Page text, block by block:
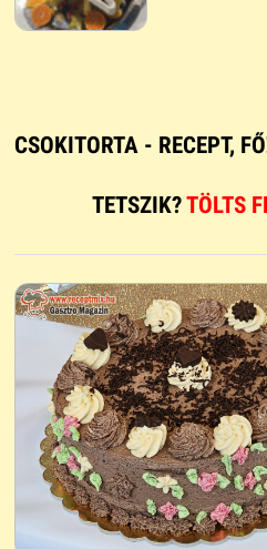
CSOKITORTA - RECEPT,
TETSZIK?TÖLTS